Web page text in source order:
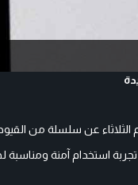
الثلاثاء عن سلسلة من
استخدام آمنة ومناسبة